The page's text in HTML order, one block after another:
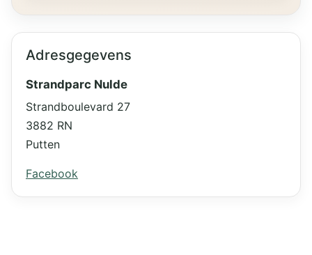
Adresgegevens
Strandparc Nulde
Strandboulevard 27
3882 RN
Putten
Facebook